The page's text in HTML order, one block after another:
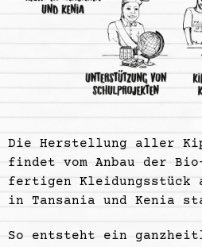
Die Herstellung aller
findet vom Anbau der
fertigen Kleidungsstück
in Tansania und Kenia
So entsteht ein